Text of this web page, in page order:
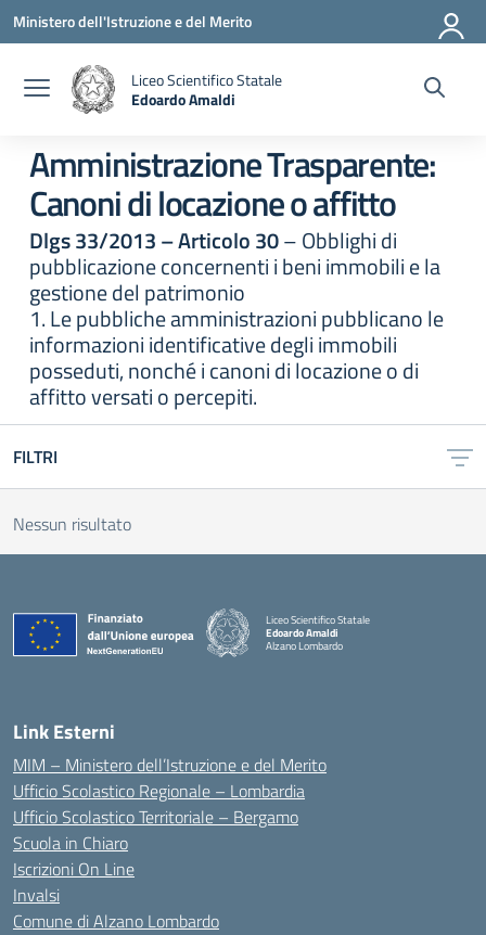
Vai ai contenuti
Vai al menu di navigazione
Vai al footer
Ministero dell'Istruzione e del Merito
Liceo Scientifico Statale
Edoardo Amaldi
Amministrazione Trasparente:
Canoni di locazione o affitto
Dlgs 33/2013 – Articolo 30– Obblighi di
pubblicazione concernenti i beni immobili e la
gestione del patrimonio
1. Le pubbliche amministrazioni pubblicano le
informazioni identificative degli immobili
posseduti, nonché i canoni di locazione o di
affitto versati o percepiti.
FILTRI
Nessun risultato
Liceo Scientifico Statale
Edoardo Amaldi
Alzano Lombardo
Link Esterni
MIM – Ministero dell’Istruzione e del Merito
Ufficio Scolastico Regionale – Lombardia
Ufficio Scolastico Territoriale – Bergamo
Scuola in Chiaro
Iscrizioni On Line
Invalsi
Comune di Alzano Lombardo